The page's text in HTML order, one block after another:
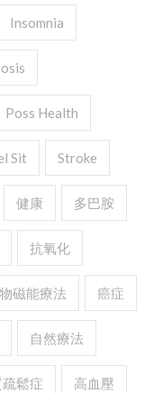
Insomnia
Poss Health
Sit Stroke
健康 多巴胺
抗氧化
磁能療法 癌症
自然療法
鬆症 高血壓